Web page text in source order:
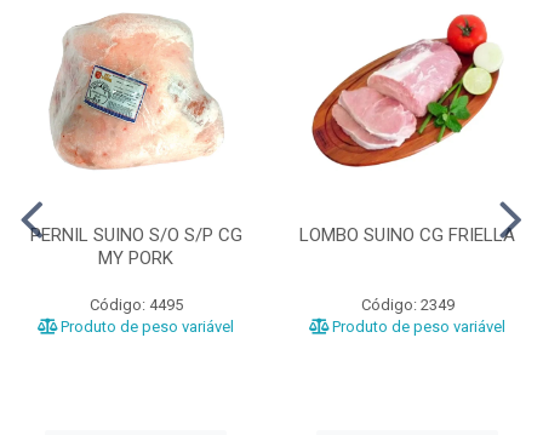
PERNIL SUINO S/O S/P CG
MY PORK
Código: 4495
Produto de peso variável
LOMBO SUINO CG FRIELLA
Código: 2349
Produto de peso variável